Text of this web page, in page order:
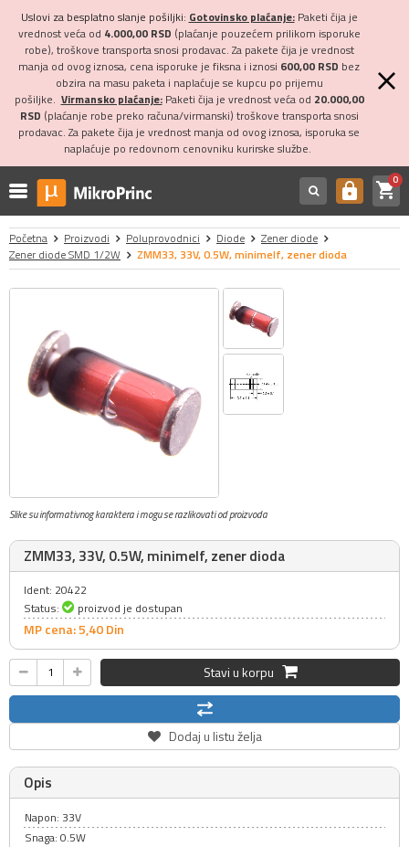
Uslovi za besplatno slanje pošiljki: Gotovinsko plaćanje:Paketi čija je
vrednost veća od 4.000,00 RSD (plaćanje pouzećem prilikom isporuke
robe), troškove transporta snosi prodavac. Za pakete čija je vrednost
manja od ovog iznosa, cena isporuke je fiksna i iznosi 600,00 RSD bez
obzira na masu paketa i naplaćuje se kupcu po prijemu
pošiljke. Virmansko plaćanje:Paketi čija je vrednost veća od 20.000,00
RSD (plaćanje robe preko računa/virmanski) troškove transporta snosi
prodavac. Za pakete čija je vrednost manja od ovog iznosa, isporuka se
naplaćuje po redovnom cenovniku kurirske službe.
https shopping_cart0
Početna Proizvodi Poluprovodnici Diode
Zener diode
Zener diode SMD 1/2W
ZMM33, 33V, 0.5W, minimelf, zener dioda
Slike su informativnog karaktera i mogu se razlikovati od proizvoda
ZMM33, 33V, 0.5W, minimelf, zener dioda
Ident: 20422
Status:
proizvod je dostupan
MP cena: 5,40Din
Stavi u korpu
Dodaj u listu želja
Opis
Napon: 33V
Snaga: 0.5W